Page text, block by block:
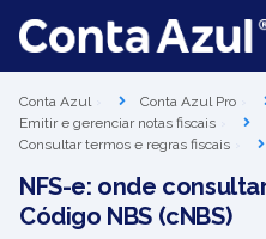
Conta Azul
Conta Azul Pro
Emitir e gerenciar notas fiscais
Consultar termos e regras fiscais
NFS-e: onde
Código NBS (cNBS)